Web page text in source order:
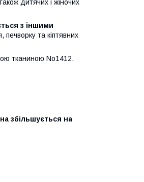
дитячих і жіночих
з іншими
та кіптявних
тканиною No1412.
збільшується на